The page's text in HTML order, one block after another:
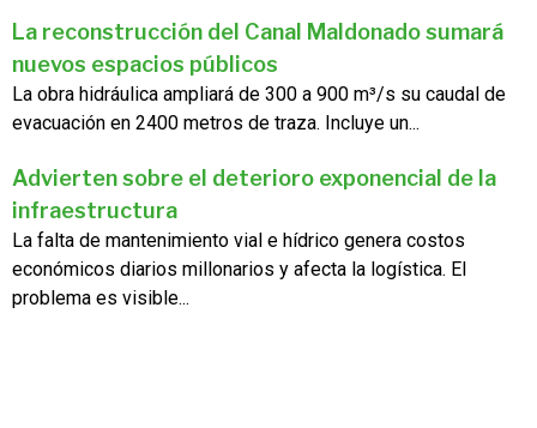
La reconstrucción del Canal Maldonado sumará
nuevos espacios públicos
La obra hidráulica ampliará de 300 a 900 m³/s su caudal de
evacuación en 2400 metros de traza. Incluye un...
Advierten sobre el deterioro exponencial de la
infraestructura
La falta de mantenimiento vial e hídrico genera costos
económicos diarios millonarios y afecta la logística. El
problema es visible...